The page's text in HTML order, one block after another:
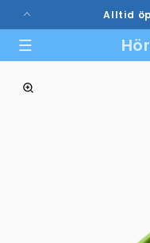
vidare
innehåll
Alltid
till